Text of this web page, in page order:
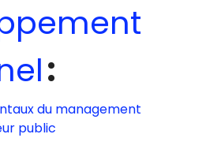
:
du management
public